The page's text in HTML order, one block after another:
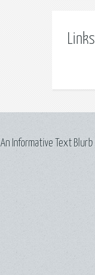
Links
An Informative Text Blurb